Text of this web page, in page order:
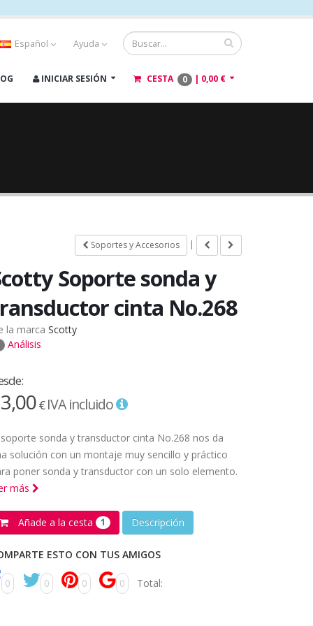
Español Ayuda
INICIAR SESIÓN CESTA 0 | 0,00 €
Soportes y Accesorios |
Soporte sonda y
cinta No.268
la marca Scotty
Análisis
€IVA incluido
sonda y transductor cinta No.268 nos da
solución con un montaje muy sencillo y práctico
poner sonda y transductor con un solo elemento.
más
Añade a la cesta 1 Descripción
ESTO CON TUS AMIGOS
0 0 0 0 Total: